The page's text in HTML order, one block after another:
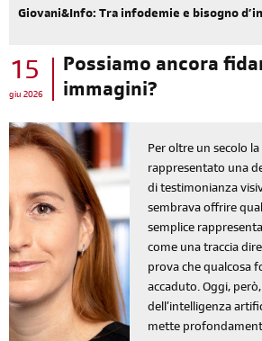
Giovani&Info: Tra infodemie e bisogno
15
giu 2026
Possiamo ancora
immagini?
Per oltre un secolo
rappresentato una
di testimonianza
sembrava offrire
semplice
come una traccia
prova che qualcosa
accaduto. Oggi,
dell’intelligenza
mette